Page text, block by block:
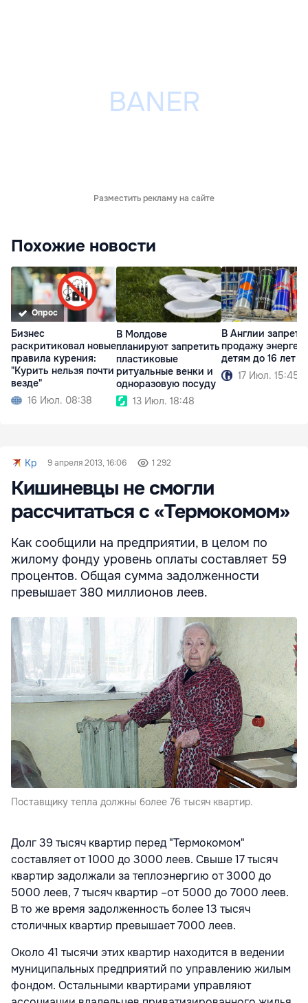
Разместить рекламу на сайте
Похожие новости
Опрос
Бизнес
раскритиковал новые
правила курения:
"Курить нельзя почти
везде"
16 Июл. 08:38
В Молдове
планируют запретить
пластиковые
ритуальные венки и
одноразовую посуду
13 Июл. 18:48
В Англии
продажу
детям до 16 лет
17 Июл. 15:45
Kp 9 апреля 2013, 16:06 1 292
Кишиневцы не смогли
рассчитаться с «Термокомом»
Как сообщили на предприятии, в целом по
жилому фонду уровень оплаты составляет 59
процентов. Общая сумма задолженности
превышает 380 миллионов леев.
Поставщику тепла должны более 76 тысяч квартир.
Долг 39 тысяч квартир перед "Термокомом"
составляет от 1000 до 3000 леев. Свыше 17 тысяч
квартир задолжали за теплоэнергию от 3000 до
5000 леев, 7 тысяч квартир –от 5000 до 7000 леев.
В то же время задолженность более 13 тысяч
столичных квартир превышает 7000 леев.
Около 41 тысячи этих квартир находится в ведении
муниципальных предприятий по управлению жилым
фондом. Остальными квартирами управляют